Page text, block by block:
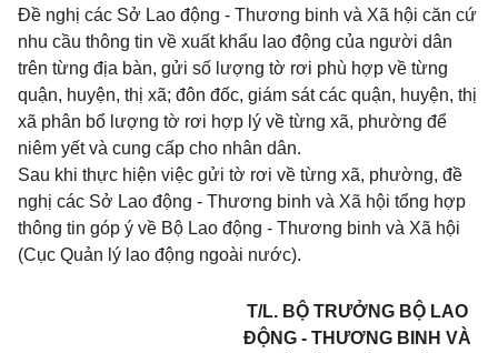
Đề nghị các Sở Lao động - Thương binh và Xã hội căn cứ
nhu cầu thông tin về xuất khẩu lao động của người dân
trên từng địa bàn, gửi số lượng tờ rơi phù hợp về từng
quận, huyện, thị xã; đôn đốc, giám sát các quận, huyện, thị
xã phân bổ lượng tờ rơi hợp lý về từng xã, phường để
niêm yết và cung cấp cho nhân dân.
Sau khi thực hiện việc gửi tờ rơi về từng xã, phường, đề
nghị các Sở Lao động - Thương binh và Xã hội tổng hợp
thông tin góp ý về Bộ Lao động - Thương binh và Xã hội
(Cục Quản lý lao động ngoài nước).
T/L. BỘ TRƯỞNG BỘ LAO
ĐỘNG - THƯƠNG BINH VÀ